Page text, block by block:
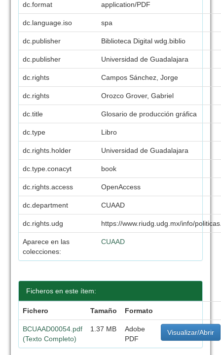
dc.format application/PDF
dc.language.iso spa
dc.publisher Biblioteca Digital wdg.biblio
dc.publisher Universidad de Guadalajara
dc.rights Campos Sánchez, Jorge
dc.rights Orozco Grover, Gabriel
dc.title Glosario de producción gráfica
dc.type Libro
dc.rights.holder Universidad de Guadalajara
dc.type.conacyt book
dc.rights.access OpenAccess
dc.department CUAAD
dc.rights.udg https://www.riudg.udg.mx/info/
Aparece en las
colecciones:
CUAAD
Ficheros en este ítem:
Fichero Tamaño Formato
BCUAAD00054.pdf
(Texto Completo)
1.37 MB
Adobe
PDF
Visualizar/Abrir